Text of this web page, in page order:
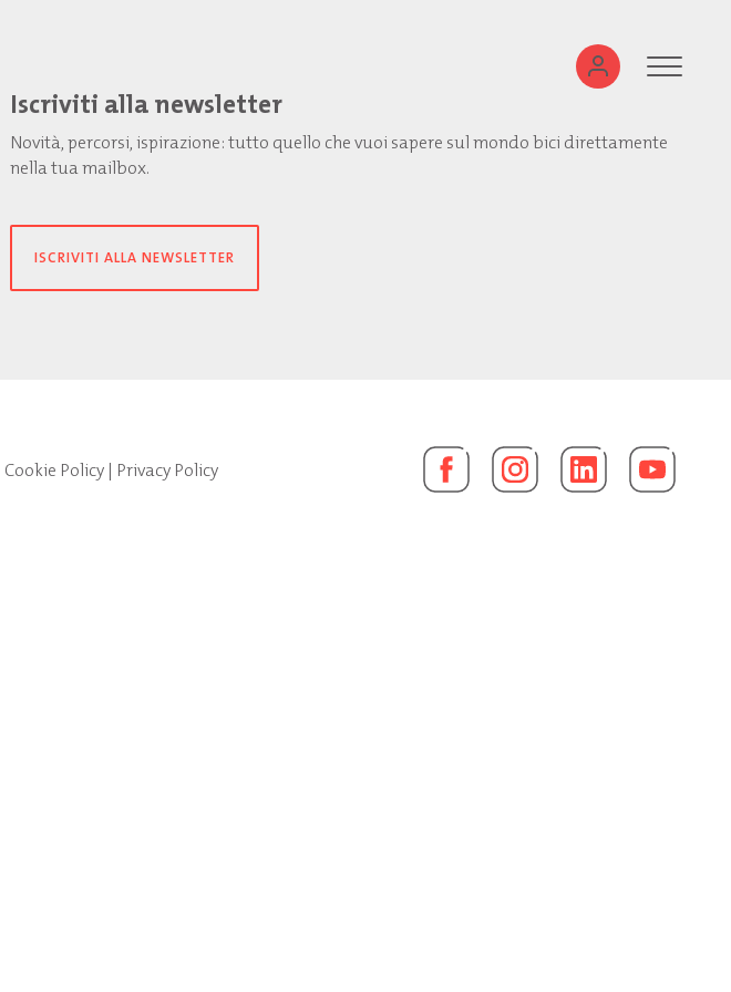
Iscriviti alla newsletter
Novità, percorsi, ispirazione: tutto quello che vuoi sapere sul mondo bici direttamente
nella tua mailbox.
ISCRIVITI ALLA NEWSLETTER
Cookie Policy| Privacy Policy